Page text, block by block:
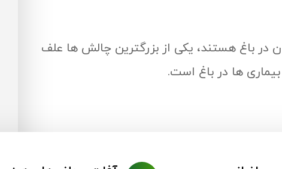
در باغ هستند، یکی از بزرگترین چالش ها علف
ها در باغ است.